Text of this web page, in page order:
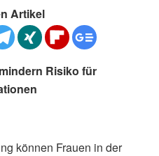
Artikel
Risiko für
können Frauen in der